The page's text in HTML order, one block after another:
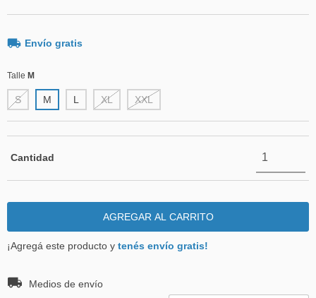
Envío gratis
Talle M
S M L XL XXL
Cantidad
¡Agregá este producto y tenés envío gratis!
Entregas para el CP:
Medios de envío